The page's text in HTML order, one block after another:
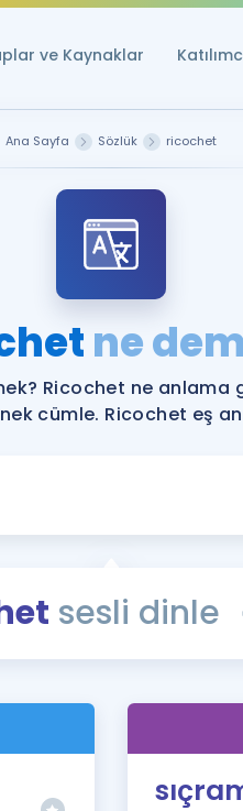
ve Kaynaklar
Ana Sayfa Sözlük ricochet
ne
Ricochet ne anlama
cümle. Ricochet eş
sesli dinle